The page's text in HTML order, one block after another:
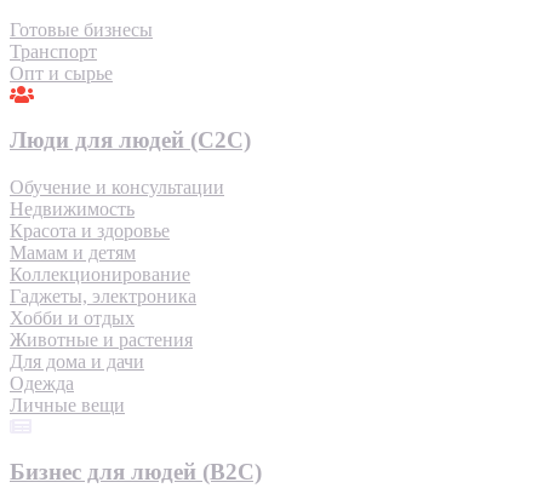
Готовые бизнесы
Транспорт
Опт и сырье
Люди для людей (С2С)
Обучение и консультации
Недвижимость
Красота и здоровье
Мамам и детям
Коллекционирование
Гаджеты, электроника
Хобби и отдых
Животные и растения
Для дома и дачи
Одежда
Личные вещи
Бизнес для людей (B2C)